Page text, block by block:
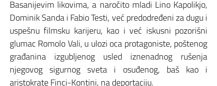
Basanijevim likovima, a naročito mladi Lino Kapolikjo,
Dominik Sanda i Fabio Testi, već predodređeni za dugu i
uspešnu filmsku karijeru, kao i već iskusni pozorišni
glumac Romolo Vali, u ulozi oca protagoniste, poštenog
građanina izgubljenog usled iznenadnog rušenja
njegovog sigurnog sveta i osuđenog, baš kao i
aristokrate Finci-Kontini, na deportaciju.